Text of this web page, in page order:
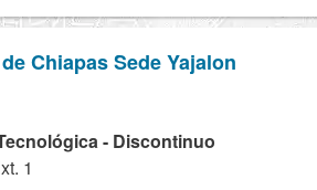
Chiapas Sede Yajalon
- Discontinuo
1